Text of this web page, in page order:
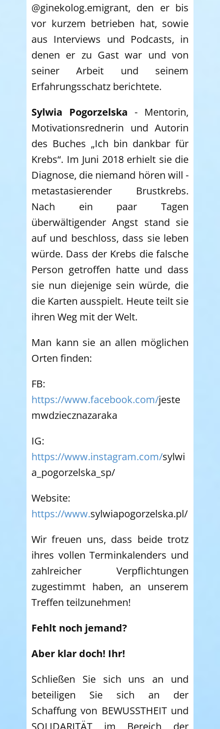
@ginekolog.emigrant, den er bis
vor kurzem betrieben hat, sowie
aus Interviews und Podcasts, in
denen er zu Gast war und von
seiner Arbeit und seinem
Erfahrungsschatz berichtete.
Sylwia Pogorzelska - Mentorin,
Motivationsrednerin und Autorin
des Buches „Ich bin dankbar für
Krebs“. Im Juni 2018 erhielt sie die
Diagnose, die niemand hören will -
metastasierender Brustkrebs.
Nach ein paar Tagen
überwältigender Angst stand sie
auf und beschloss, dass sie leben
würde. Dass der Krebs die falsche
Person getroffen hatte und dass
sie nun diejenige sein würde, die
die Karten ausspielt. Heute teilt sie
ihren Weg mit der Welt.
Man kann sie an allen möglichen
Orten finden:
FB:
https://www.facebook.com/jeste
mwdziecznazaraka
IG:
https://www.instagram.com/sylwi
a_pogorzelska_sp/
Website:
https://www.sylwiapogorzelska.pl/
Wir freuen uns, dass beide trotz
ihres vollen Terminkalenders und
zahlreicher Verpflichtungen
zugestimmt haben, an unserem
Treffen teilzunehmen!
Fehlt noch jemand?
Aber klar doch! Ihr!
Schließen Sie sich uns an und
beteiligen Sie sich an der
Schaffung von BEWUSSTHEIT und
SOLIDARITÄT im Bereich der